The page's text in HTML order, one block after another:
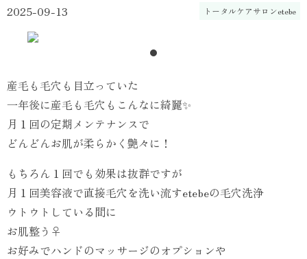
2025-09-13 トータルケアサロンetebe
産毛も毛穴も目立っていた
一年後に産毛も毛穴もこんなに綺麗✨
月１回の定期メンテナンスで
どんどんお肌が柔らかく艶々に！
もちろん１回でも効果は抜群ですが
月１回美容液で直接毛穴を洗い流すetebeの毛穴洗浄
ウトウトしている間に
お肌整う‍♀️
お好みでハンドのマッサージのオプションや